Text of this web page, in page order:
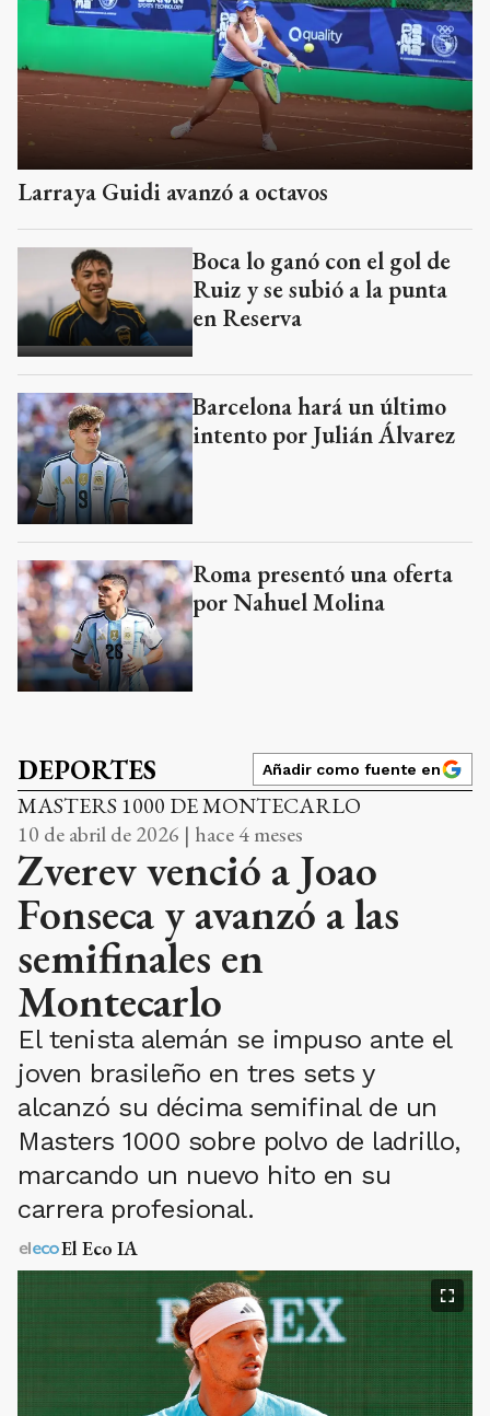
Larraya Guidi avanzó a octavos
Boca lo ganó con el gol de
Ruiz y se subió a la punta
en Reserva
Barcelona hará un último
intento por Julián Álvarez
Roma presentó una oferta
por Nahuel Molina
DEPORTES Añadir como fuente en
MASTERS 1000 DE MONTECARLO
10 de abril de 2026 | hace 4 meses
Zverev venció a Joao
Fonseca y avanzó a las
semifinales en
Montecarlo
El tenista alemán se impuso ante el
joven brasileño en tres sets y
alcanzó su décima semifinal de un
Masters 1000 sobre polvo de ladrillo,
marcando un nuevo hito en su
carrera profesional.
El Eco IA